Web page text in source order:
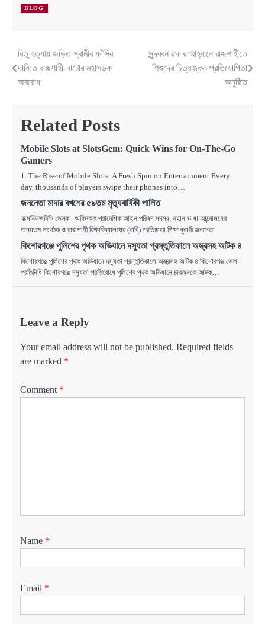
BLOG
Post
navigation
রিতু হত্যায় জড়িত স্বামীর ফাঁসির
দাবিতে রাজশাহী-নাটোর মহাসড়ক
অবরোধ
সুন্দরবন রক্ষার আহ্বানে রাজশাহীতে
শিশুদের চিত্রাঙ্কন প্রতিযোগিতা
অনুষ্ঠিত
Related Posts
Mobile Slots at SlotsGem: Quick Wins for On‑The‑Go
Gamers
1. The Rise of Mobile Slots: A Fresh Spin on Entertainment Every
day, thousands of players swipe their phones into…
জননেতা মাদার বখশের ৫৯তম মৃত্যুবার্ষিকী পালিত
ফক্সনিউজবিডি ডেস্ক অবিভক্ত প্রাদেশিক আইন পরিষদ সদস্য, মহান ভাষা আন্দোলনের
অন্যতম সংগঠক ও রাজশাহী বিশ্ববিদ্যালয়ের (রাবি) প্রতিষ্ঠাতা শিক্ষানুরাগী জননেতা…
কিশোরগঞ্জে পুলিশের পৃথক অভিযানে দস্যুতা প্রস্তুতিকালে অস্ত্রসহ আটক ৪
কিশোরগঞ্জে পুলিশের পৃথক অভিযানে দস্যুতা প্রস্তুতিকালে অস্ত্রসহ আটক ৪ কিশোরগঞ্জ জেলা
প্রতিনিধি কিশোরগঞ্জে দস্যুতা প্রতিরোধে পুলিশের পৃথক অভিযানে চারজনকে আটক…
Leave a Reply
Your email address will not be published. Required fields
are marked *
Comment *
Name *
Email *